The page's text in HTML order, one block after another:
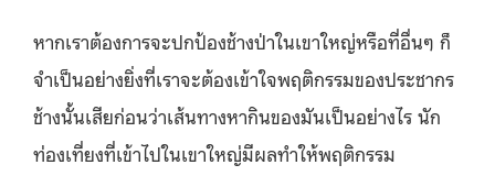
หากเราต้องการจะปกป้องช้างป่าในเขาใหญ่หรือที่อื่นๆ ก็
จำเป็นอย่างยิ่งที่เราจะต้องเข้าใจพฤติกรรมของประชากร
ช้างนั้นเสียก่อนว่าเส้นทางหากินของมันเป็นอย่างไร นัก
ท่องเที่ยงที่เข้าไปในเขาใหญ่มีผลทำให้พฤติกรรม